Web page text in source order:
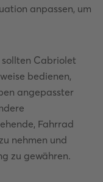
anpassen, um
Cabriolet
bedienen,
angepasster
Fahrrad
nehmen und
zu gewähren.